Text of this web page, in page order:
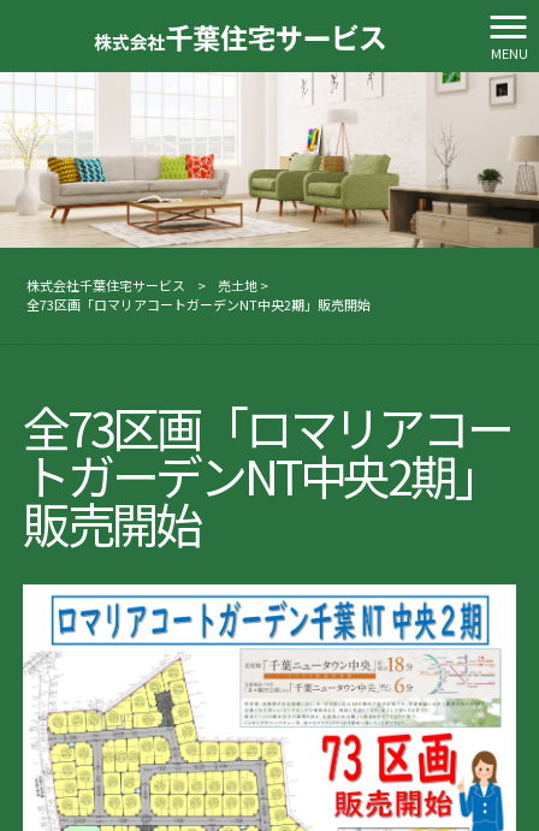
MENU
株式会社千葉住宅サービス > 売土地>
全73区画「ロマリアコートガーデンNT中央2期」販売開始
全73区画「ロマリアコー
トガーデンNT中央2期」
販売開始